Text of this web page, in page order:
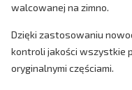
walcowanej na zimno.
Dzięki zastosowaniu
kontroli jakości wszystkie
oryginalnymi częściami.